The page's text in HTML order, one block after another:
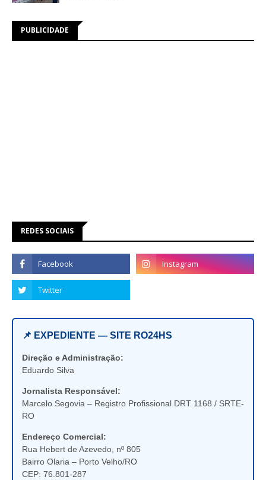
PUBLICIDADE
REDES SOCIAIS
📌 EXPEDIENTE — SITE RO24HS
Direção e Administração:
Eduardo Silva
Jornalista Responsável:
Marcelo Segovia – Registro Profissional DRT 1168 / SRTE-
RO
Endereço Comercial:
Rua Hebert de Azevedo, nº 805
Bairro Olaria – Porto Velho/RO
CEP: 76.801-287